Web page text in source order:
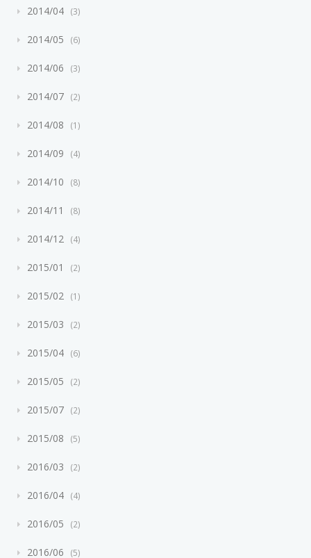
2014/04 3
2014/05 6
2014/06 3
2014/07 2
2014/08 1
2014/09 4
2014/10 8
2014/11 8
2014/12 4
2015/01 2
2015/02 1
2015/03 2
2015/04 6
2015/05 2
2015/07 2
2015/08 5
2016/03 2
2016/04 4
2016/05 2
2016/06 5